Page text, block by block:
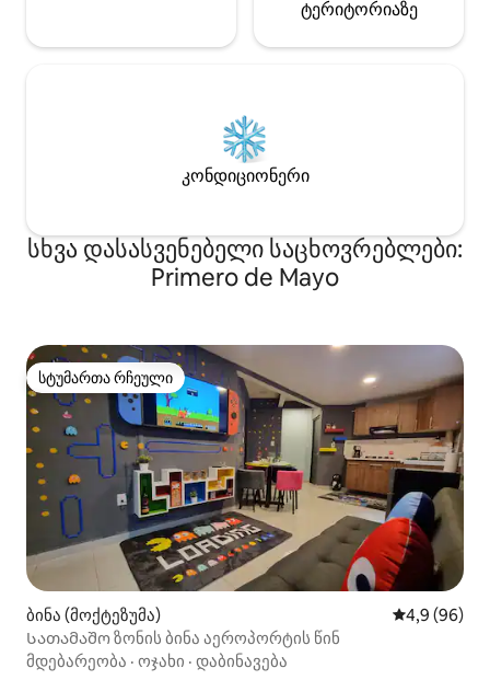
ტერიტორიაზე
კონდიციონერი
სხვა დასასვენებელი საცხოვრებლები:
Primero de Mayo
სტუმართა რჩეული
სტუმართა რჩეული
ბინა (მოქტეზუმა) საშუალო
4,9 (96)
Სათამაშო ზონის ბინა აეროპორტის წინ
მდებარეობა · ოჯახი · დაბინავება